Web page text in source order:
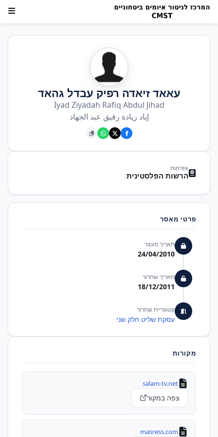
עאאד זיאדה רפיק עבדל גהאד
Iyad Ziyadah Rafiq Abdul Jihad
إياد زيادة رفيق عبد الجهاد
אזרחות
הרשות הפלסטינית
פרטי מאסר
תאריך מעצר
24/04/2010
תאריך שחרור
18/12/2011
קטגוריית שחרור
עסקת שליט חלק שני
מקורות
salam-tv.net
צפה במקור
masress.com